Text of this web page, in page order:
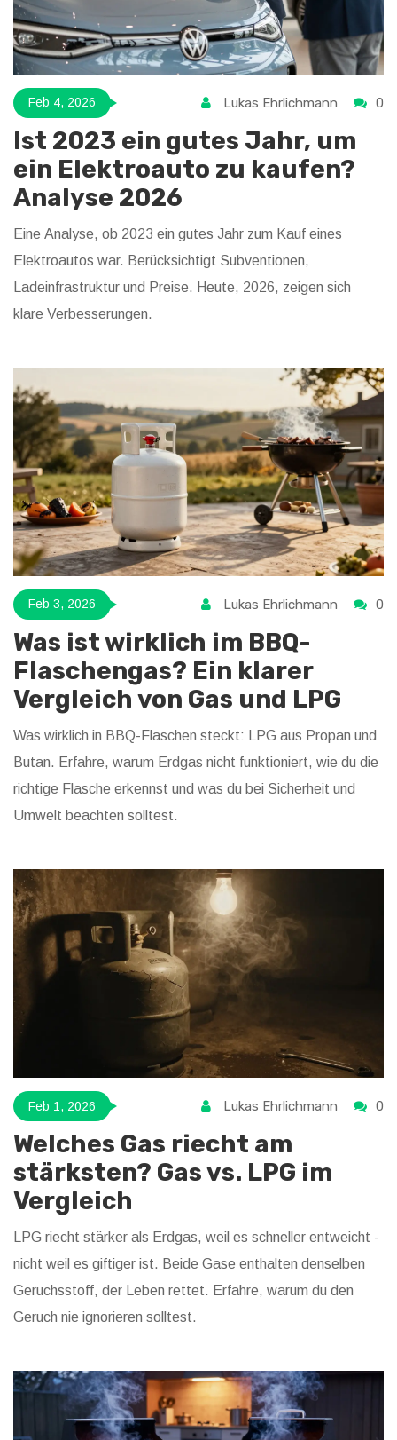
Feb 4, 2026 Lukas Ehrlichmann 0
Ist 2023 ein gutes Jahr, um
ein Elektroauto zu kaufen?
Analyse 2026
Eine Analyse, ob 2023 ein gutes Jahr zum Kauf eines
Elektroautos war. Berücksichtigt Subventionen,
Ladeinfrastruktur und Preise. Heute, 2026, zeigen sich
klare Verbesserungen.
Feb 3, 2026 Lukas Ehrlichmann 0
Was ist wirklich im BBQ-
Flaschengas? Ein klarer
Vergleich von Gas und LPG
Was wirklich in BBQ-Flaschen steckt: LPG aus Propan und
Butan. Erfahre, warum Erdgas nicht funktioniert, wie du die
richtige Flasche erkennst und was du bei Sicherheit und
Umwelt beachten solltest.
Feb 1, 2026 Lukas Ehrlichmann 0
Welches Gas riecht am
stärksten? Gas vs. LPG im
Vergleich
LPG riecht stärker als Erdgas, weil es schneller entweicht -
nicht weil es giftiger ist. Beide Gase enthalten denselben
Geruchsstoff, der Leben rettet. Erfahre, warum du den
Geruch nie ignorieren solltest.